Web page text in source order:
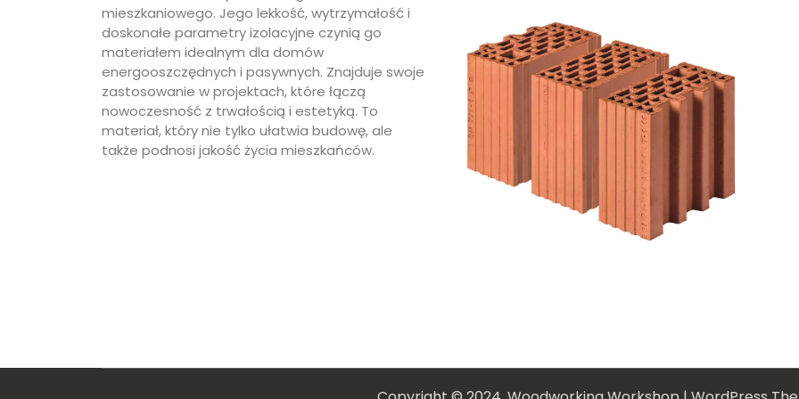
mieszkaniowego. Jego lekkość, wytrzymałość i
doskonałe parametry izolacyjne czynią go
materiałem idealnym dla domów
energooszczędnych i pasywnych. Znajduje swoje
zastosowanie w projektach, które łączą
nowoczesność z trwałością i estetyką. To
materiał, który nie tylko ułatwia budowę, ale
także podnosi jakość życia mieszkańców.